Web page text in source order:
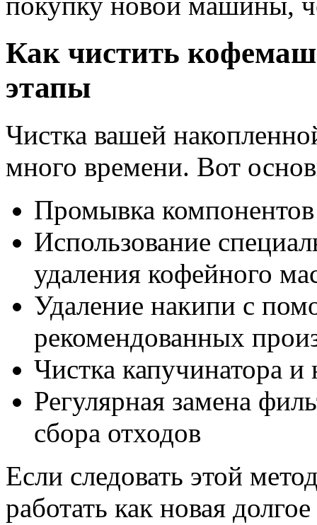
Как чистить
этапы
Чистка вашей
много времени. Вот
Промывка
Использование
удаления кофейного
Удаление накипи с
рекомендованных
Чистка капучинатора и
Регулярная замена
сбора отходов
Если следовать этой
работать как новая